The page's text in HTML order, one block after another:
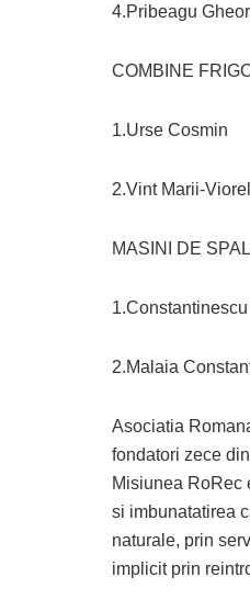
4.Pribeagu
COMBINE
1.Urse
2.Vint Marii-
MASINI DE
2.Malaia
Asociatia
fondatori zece
Misiunea RoRec
si imbunatatirea
naturale, prin
implicit prin